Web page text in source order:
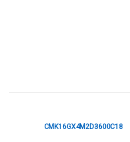
CMK16GX4M2D3600C18